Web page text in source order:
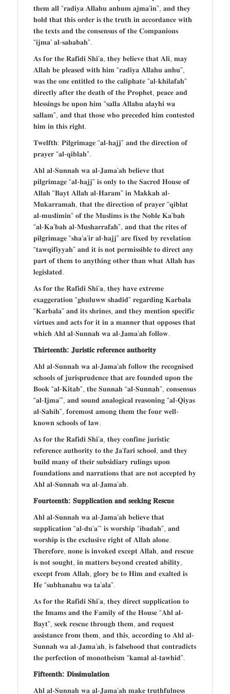
𝐭𝐡𝐞𝐦 𝐚𝐥𝐥 “𝐫𝐚𝐝𝐢𝐲𝐚 𝐀𝐥𝐥𝐚𝐡𝐮 𝐚𝐧𝐡𝐮𝐦 𝐚𝐣𝐦𝐚’𝐢𝐧”, 𝐚𝐧𝐝 𝐭𝐡𝐞𝐲
𝐡𝐨𝐥𝐝 𝐭𝐡𝐚𝐭 𝐭𝐡𝐢𝐬 𝐨𝐫𝐝𝐞𝐫 𝐢𝐬 𝐭𝐡𝐞 𝐭𝐫𝐮𝐭𝐡 𝐢𝐧 𝐚𝐜𝐜𝐨𝐫𝐝𝐚𝐧𝐜𝐞 𝐰𝐢𝐭𝐡
𝐭𝐡𝐞 𝐭𝐞𝐱𝐭𝐬 𝐚𝐧𝐝 𝐭𝐡𝐞 𝐜𝐨𝐧𝐬𝐞𝐧𝐬𝐮𝐬 𝐨𝐟 𝐭𝐡𝐞 𝐂𝐨𝐦𝐩𝐚𝐧𝐢𝐨𝐧𝐬
“𝐢𝐣𝐦𝐚’ 𝐚𝐥-𝐬𝐚𝐡𝐚𝐛𝐚𝐡”.
𝐀𝐬 𝐟𝐨𝐫 𝐭𝐡𝐞 𝐑𝐚𝐟𝐢𝐝𝐢 𝐒𝐡𝐢’𝐚, 𝐭𝐡𝐞𝐲 𝐛𝐞𝐥𝐢𝐞𝐯𝐞 𝐭𝐡𝐚𝐭 𝐀𝐥𝐢, 𝐦𝐚𝐲
𝐀𝐥𝐥𝐚𝐡 𝐛𝐞 𝐩𝐥𝐞𝐚𝐬𝐞𝐝 𝐰𝐢𝐭𝐡 𝐡𝐢𝐦 “𝐫𝐚𝐝𝐢𝐲𝐚 𝐀𝐥𝐥𝐚𝐡𝐮 𝐚𝐧𝐡𝐮”,
𝐰𝐚𝐬 𝐭𝐡𝐞 𝐨𝐧𝐞 𝐞𝐧𝐭𝐢𝐭𝐥𝐞𝐝 𝐭𝐨 𝐭𝐡𝐞 𝐜𝐚𝐥𝐢𝐩𝐡𝐚𝐭𝐞 “𝐚𝐥-𝐤𝐡𝐢𝐥𝐚𝐟𝐚𝐡”
𝐝𝐢𝐫𝐞𝐜𝐭𝐥𝐲 𝐚𝐟𝐭𝐞𝐫 𝐭𝐡𝐞 𝐝𝐞𝐚𝐭𝐡 𝐨𝐟 𝐭𝐡𝐞 𝐏𝐫𝐨𝐩𝐡𝐞𝐭, 𝐩𝐞𝐚𝐜𝐞 𝐚𝐧𝐝
𝐛𝐥𝐞𝐬𝐬𝐢𝐧𝐠𝐬 𝐛𝐞 𝐮𝐩𝐨𝐧 𝐡𝐢𝐦 “𝐬𝐚𝐥𝐥𝐚 𝐀𝐥𝐥𝐚𝐡𝐮 𝐚𝐥𝐚𝐲𝐡𝐢 𝐰𝐚
𝐬𝐚𝐥𝐥𝐚𝐦”, 𝐚𝐧𝐝 𝐭𝐡𝐚𝐭 𝐭𝐡𝐨𝐬𝐞 𝐰𝐡𝐨 𝐩𝐫𝐞𝐜𝐞𝐝𝐞𝐝 𝐡𝐢𝐦 𝐜𝐨𝐧𝐭𝐞𝐬𝐭𝐞𝐝
𝐡𝐢𝐦 𝐢𝐧 𝐭𝐡𝐢𝐬 𝐫𝐢𝐠𝐡𝐭.
𝐓𝐰𝐞𝐥𝐟𝐭𝐡: 𝐏𝐢𝐥𝐠𝐫𝐢𝐦𝐚𝐠𝐞 “𝐚𝐥-𝐡𝐚𝐣𝐣” 𝐚𝐧𝐝 𝐭𝐡𝐞 𝐝𝐢𝐫𝐞𝐜𝐭𝐢𝐨𝐧 𝐨𝐟
𝐩𝐫𝐚𝐲𝐞𝐫 “𝐚𝐥-𝐪𝐢𝐛𝐥𝐚𝐡”.
𝐀𝐡𝐥 𝐚𝐥-𝐒𝐮𝐧𝐧𝐚𝐡 𝐰𝐚 𝐚𝐥-𝐉𝐚𝐦𝐚’𝐚𝐡 𝐛𝐞𝐥𝐢𝐞𝐯𝐞 𝐭𝐡𝐚𝐭
𝐩𝐢𝐥𝐠𝐫𝐢𝐦𝐚𝐠𝐞 “𝐚𝐥-𝐡𝐚𝐣𝐣” 𝐢𝐬 𝐨𝐧𝐥𝐲 𝐭𝐨 𝐭𝐡𝐞 𝐒𝐚𝐜𝐫𝐞𝐝 𝐇𝐨𝐮𝐬𝐞 𝐨𝐟
𝐀𝐥𝐥𝐚𝐡 “𝐁𝐚𝐲𝐭 𝐀𝐥𝐥𝐚𝐡 𝐚𝐥-𝐇𝐚𝐫𝐚𝐦” 𝐢𝐧 𝐌𝐚𝐤𝐤𝐚𝐡 𝐚𝐥-
𝐌𝐮𝐤𝐚𝐫𝐫𝐚𝐦𝐚𝐡, 𝐭𝐡𝐚𝐭 𝐭𝐡𝐞 𝐝𝐢𝐫𝐞𝐜𝐭𝐢𝐨𝐧 𝐨𝐟 𝐩𝐫𝐚𝐲𝐞𝐫 “𝐪𝐢𝐛𝐥𝐚𝐭
𝐚𝐥-𝐦𝐮𝐬𝐥𝐢𝐦𝐢𝐧” 𝐨𝐟 𝐭𝐡𝐞 𝐌𝐮𝐬𝐥𝐢𝐦𝐬 𝐢𝐬 𝐭𝐡𝐞 𝐍𝐨𝐛𝐥𝐞 𝐊𝐚’𝐛𝐚𝐡
“𝐚𝐥-𝐊𝐚’𝐛𝐚𝐡 𝐚𝐥-𝐌𝐮𝐬𝐡𝐚𝐫𝐫𝐚𝐟𝐚𝐡”, 𝐚𝐧𝐝 𝐭𝐡𝐚𝐭 𝐭𝐡𝐞 𝐫𝐢𝐭𝐞𝐬 𝐨𝐟
𝐩𝐢𝐥𝐠𝐫𝐢𝐦𝐚𝐠𝐞 “𝐬𝐡𝐚’𝐚’𝐢𝐫 𝐚𝐥-𝐡𝐚𝐣𝐣” 𝐚𝐫𝐞 𝐟𝐢𝐱𝐞𝐝 𝐛𝐲 𝐫𝐞𝐯𝐞𝐥𝐚𝐭𝐢𝐨𝐧
“𝐭𝐚𝐰𝐪𝐢𝐟𝐢𝐲𝐲𝐚𝐡” 𝐚𝐧𝐝 𝐢𝐭 𝐢𝐬 𝐧𝐨𝐭 𝐩𝐞𝐫𝐦𝐢𝐬𝐬𝐢𝐛𝐥𝐞 𝐭𝐨 𝐝𝐢𝐫𝐞𝐜𝐭 𝐚𝐧𝐲
𝐩𝐚𝐫𝐭 𝐨𝐟 𝐭𝐡𝐞𝐦 𝐭𝐨 𝐚𝐧𝐲𝐭𝐡𝐢𝐧𝐠 𝐨𝐭𝐡𝐞𝐫 𝐭𝐡𝐚𝐧 𝐰𝐡𝐚𝐭 𝐀𝐥𝐥𝐚𝐡 𝐡𝐚𝐬
𝐥𝐞𝐠𝐢𝐬𝐥𝐚𝐭𝐞𝐝.
𝐀𝐬 𝐟𝐨𝐫 𝐭𝐡𝐞 𝐑𝐚𝐟𝐢𝐝𝐢 𝐒𝐡𝐢’𝐚, 𝐭𝐡𝐞𝐲 𝐡𝐚𝐯𝐞 𝐞𝐱𝐭𝐫𝐞𝐦𝐞
𝐞𝐱𝐚𝐠𝐠𝐞𝐫𝐚𝐭𝐢𝐨𝐧 “𝐠𝐡𝐮𝐥𝐮𝐰𝐰 𝐬𝐡𝐚𝐝𝐢𝐝” 𝐫𝐞𝐠𝐚𝐫𝐝𝐢𝐧𝐠 𝐊𝐚𝐫𝐛𝐚𝐥𝐚
“𝐊𝐚𝐫𝐛𝐚𝐥𝐚” 𝐚𝐧𝐝 𝐢𝐭𝐬 𝐬𝐡𝐫𝐢𝐧𝐞𝐬, 𝐚𝐧𝐝 𝐭𝐡𝐞𝐲 𝐦𝐞𝐧𝐭𝐢𝐨𝐧 𝐬𝐩𝐞𝐜𝐢𝐟𝐢𝐜
𝐯𝐢𝐫𝐭𝐮𝐞𝐬 𝐚𝐧𝐝 𝐚𝐜𝐭𝐬 𝐟𝐨𝐫 𝐢𝐭 𝐢𝐧 𝐚 𝐦𝐚𝐧𝐧𝐞𝐫 𝐭𝐡𝐚𝐭 𝐨𝐩𝐩𝐨𝐬𝐞𝐬 𝐭𝐡𝐚𝐭
𝐰𝐡𝐢𝐜𝐡 𝐀𝐡𝐥 𝐚𝐥-𝐒𝐮𝐧𝐧𝐚𝐡 𝐰𝐚 𝐚𝐥-𝐉𝐚𝐦𝐚’𝐚𝐡 𝐟𝐨𝐥𝐥𝐨𝐰.
𝐓𝐡𝐢𝐫𝐭𝐞𝐞𝐧𝐭𝐡: 𝐉𝐮𝐫𝐢𝐬𝐭𝐢𝐜 𝐫𝐞𝐟𝐞𝐫𝐞𝐧𝐜𝐞 𝐚𝐮𝐭𝐡𝐨𝐫𝐢𝐭𝐲
𝐀𝐡𝐥 𝐚𝐥-𝐒𝐮𝐧𝐧𝐚𝐡 𝐰𝐚 𝐚𝐥-𝐉𝐚𝐦𝐚’𝐚𝐡 𝐟𝐨𝐥𝐥𝐨𝐰 𝐭𝐡𝐞 𝐫𝐞𝐜𝐨𝐠𝐧𝐢𝐬𝐞𝐝
𝐬𝐜𝐡𝐨𝐨𝐥𝐬 𝐨𝐟 𝐣𝐮𝐫𝐢𝐬𝐩𝐫𝐮𝐝𝐞𝐧𝐜𝐞 𝐭𝐡𝐚𝐭 𝐚𝐫𝐞 𝐟𝐨𝐮𝐧𝐝𝐞𝐝 𝐮𝐩𝐨𝐧 𝐭𝐡𝐞
𝐁𝐨𝐨𝐤 “𝐚𝐥-𝐊𝐢𝐭𝐚𝐛”, 𝐭𝐡𝐞 𝐒𝐮𝐧𝐧𝐚𝐡 “𝐚𝐥-𝐒𝐮𝐧𝐧𝐚𝐡”, 𝐜𝐨𝐧𝐬𝐞𝐧𝐬𝐮𝐬
“𝐚𝐥-𝐈𝐣𝐦𝐚'”, 𝐚𝐧𝐝 𝐬𝐨𝐮𝐧𝐝 𝐚𝐧𝐚𝐥𝐨𝐠𝐢𝐜𝐚𝐥 𝐫𝐞𝐚𝐬𝐨𝐧𝐢𝐧𝐠 “𝐚𝐥-𝐐𝐢𝐲𝐚𝐬
𝐚𝐥-𝐒𝐚𝐡𝐢𝐡”, 𝐟𝐨𝐫𝐞𝐦𝐨𝐬𝐭 𝐚𝐦𝐨𝐧𝐠 𝐭𝐡𝐞𝐦 𝐭𝐡𝐞 𝐟𝐨𝐮𝐫 𝐰𝐞𝐥𝐥-
𝐤𝐧𝐨𝐰𝐧 𝐬𝐜𝐡𝐨𝐨𝐥𝐬 𝐨𝐟 𝐥𝐚𝐰.
𝐀𝐬 𝐟𝐨𝐫 𝐭𝐡𝐞 𝐑𝐚𝐟𝐢𝐝𝐢 𝐒𝐡𝐢’𝐚, 𝐭𝐡𝐞𝐲 𝐜𝐨𝐧𝐟𝐢𝐧𝐞 𝐣𝐮𝐫𝐢𝐬𝐭𝐢𝐜
𝐫𝐞𝐟𝐞𝐫𝐞𝐧𝐜𝐞 𝐚𝐮𝐭𝐡𝐨𝐫𝐢𝐭𝐲 𝐭𝐨 𝐭𝐡𝐞 𝐉𝐚’𝐟𝐚𝐫𝐢 𝐬𝐜𝐡𝐨𝐨𝐥, 𝐚𝐧𝐝 𝐭𝐡𝐞𝐲
𝐛𝐮𝐢𝐥𝐝 𝐦𝐚𝐧𝐲 𝐨𝐟 𝐭𝐡𝐞𝐢𝐫 𝐬𝐮𝐛𝐬𝐢𝐝𝐢𝐚𝐫𝐲 𝐫𝐮𝐥𝐢𝐧𝐠𝐬 𝐮𝐩𝐨𝐧
𝐟𝐨𝐮𝐧𝐝𝐚𝐭𝐢𝐨𝐧𝐬 𝐚𝐧𝐝 𝐧𝐚𝐫𝐫𝐚𝐭𝐢𝐨𝐧𝐬 𝐭𝐡𝐚𝐭 𝐚𝐫𝐞 𝐧𝐨𝐭 𝐚𝐜𝐜𝐞𝐩𝐭𝐞𝐝 𝐛𝐲
𝐀𝐡𝐥 𝐚𝐥-𝐒𝐮𝐧𝐧𝐚𝐡 𝐰𝐚 𝐚𝐥-𝐉𝐚𝐦𝐚’𝐚𝐡.
𝐅𝐨𝐮𝐫𝐭𝐞𝐞𝐧𝐭𝐡: 𝐒𝐮𝐩𝐩𝐥𝐢𝐜𝐚𝐭𝐢𝐨𝐧 𝐚𝐧𝐝 𝐬𝐞𝐞𝐤𝐢𝐧𝐠 𝐑𝐞𝐬𝐜𝐮𝐞
𝐀𝐡𝐥 𝐚𝐥-𝐒𝐮𝐧𝐧𝐚𝐡 𝐰𝐚 𝐚𝐥-𝐉𝐚𝐦𝐚’𝐚𝐡 𝐛𝐞𝐥𝐢𝐞𝐯𝐞 𝐭𝐡𝐚𝐭
𝐬𝐮𝐩𝐩𝐥𝐢𝐜𝐚𝐭𝐢𝐨𝐧 “𝐚𝐥-𝐝𝐮’𝐚'” 𝐢𝐬 𝐰𝐨𝐫𝐬𝐡𝐢𝐩 “𝐢𝐛𝐚𝐝𝐚𝐡”, 𝐚𝐧𝐝
𝐰𝐨𝐫𝐬𝐡𝐢𝐩 𝐢𝐬 𝐭𝐡𝐞 𝐞𝐱𝐜𝐥𝐮𝐬𝐢𝐯𝐞 𝐫𝐢𝐠𝐡𝐭 𝐨𝐟 𝐀𝐥𝐥𝐚𝐡 𝐚𝐥𝐨𝐧𝐞.
𝐓𝐡𝐞𝐫𝐞𝐟𝐨𝐫𝐞, 𝐧𝐨𝐧𝐞 𝐢𝐬 𝐢𝐧𝐯𝐨𝐤𝐞𝐝 𝐞𝐱𝐜𝐞𝐩𝐭 𝐀𝐥𝐥𝐚𝐡, 𝐚𝐧𝐝 𝐫𝐞𝐬𝐜𝐮𝐞
𝐢𝐬 𝐧𝐨𝐭 𝐬𝐨𝐮𝐠𝐡𝐭, 𝐢𝐧 𝐦𝐚𝐭𝐭𝐞𝐫𝐬 𝐛𝐞𝐲𝐨𝐧𝐝 𝐜𝐫𝐞𝐚𝐭𝐞𝐝 𝐚𝐛𝐢𝐥𝐢𝐭𝐲,
𝐞𝐱𝐜𝐞𝐩𝐭 𝐟𝐫𝐨𝐦 𝐀𝐥𝐥𝐚𝐡, 𝐠𝐥𝐨𝐫𝐲 𝐛𝐞 𝐭𝐨 𝐇𝐢𝐦 𝐚𝐧𝐝 𝐞𝐱𝐚𝐥𝐭𝐞𝐝 𝐢𝐬
𝐇𝐞 “𝐬𝐮𝐛𝐡𝐚𝐧𝐚𝐡𝐮 𝐰𝐚 𝐭𝐚’𝐚𝐥𝐚”.
𝐀𝐬 𝐟𝐨𝐫 𝐭𝐡𝐞 𝐑𝐚𝐟𝐢𝐝𝐢 𝐒𝐡𝐢’𝐚, 𝐭𝐡𝐞𝐲 𝐝𝐢𝐫𝐞𝐜𝐭 𝐬𝐮𝐩𝐩𝐥𝐢𝐜𝐚𝐭𝐢𝐨𝐧 𝐭𝐨
𝐭𝐡𝐞 𝐈𝐦𝐚𝐦𝐬 𝐚𝐧𝐝 𝐭𝐡𝐞 𝐅𝐚𝐦𝐢𝐥𝐲 𝐨𝐟 𝐭𝐡𝐞 𝐇𝐨𝐮𝐬𝐞 “𝐀𝐡𝐥 𝐚𝐥-
𝐁𝐚𝐲𝐭”, 𝐬𝐞𝐞𝐤 𝐫𝐞𝐬𝐜𝐮𝐞 𝐭𝐡𝐫𝐨𝐮𝐠𝐡 𝐭𝐡𝐞𝐦, 𝐚𝐧𝐝 𝐫𝐞𝐪𝐮𝐞𝐬𝐭
𝐚𝐬𝐬𝐢𝐬𝐭𝐚𝐧𝐜𝐞 𝐟𝐫𝐨𝐦 𝐭𝐡𝐞𝐦, 𝐚𝐧𝐝 𝐭𝐡𝐢𝐬, 𝐚𝐜𝐜𝐨𝐫𝐝𝐢𝐧𝐠 𝐭𝐨 𝐀𝐡𝐥 𝐚𝐥-
𝐒𝐮𝐧𝐧𝐚𝐡 𝐰𝐚 𝐚𝐥-𝐉𝐚𝐦𝐚’𝐚𝐡, 𝐢𝐬 𝐟𝐚𝐥𝐬𝐞𝐡𝐨𝐨𝐝 𝐭𝐡𝐚𝐭 𝐜𝐨𝐧𝐭𝐫𝐚𝐝𝐢𝐜𝐭𝐬
𝐭𝐡𝐞 𝐩𝐞𝐫𝐟𝐞𝐜𝐭𝐢𝐨𝐧 𝐨𝐟 𝐦𝐨𝐧𝐨𝐭𝐡𝐞𝐢𝐬𝐦 “𝐤𝐚𝐦𝐚𝐥 𝐚𝐥-𝐭𝐚𝐰𝐡𝐢𝐝”.
𝐅𝐢𝐟𝐭𝐞𝐞𝐧𝐭𝐡: 𝐃𝐢𝐬𝐬𝐢𝐦𝐮𝐥𝐚𝐭𝐢𝐨𝐧
𝐀𝐡𝐥 𝐚𝐥-𝐒𝐮𝐧𝐧𝐚𝐡 𝐰𝐚 𝐚𝐥-𝐉𝐚𝐦𝐚’𝐚𝐡 𝐦𝐚𝐤𝐞 𝐭𝐫𝐮𝐭𝐡𝐟𝐮𝐥𝐧𝐞𝐬𝐬